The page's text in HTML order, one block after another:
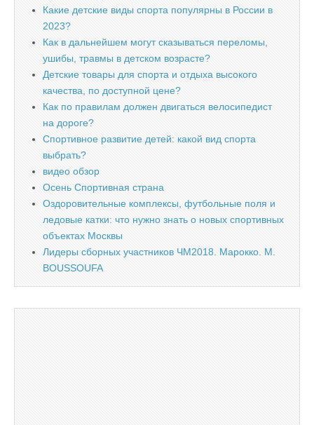
Какие детские виды спорта популярны в России в
2023?
Как в дальнейшем могут сказываться переломы,
ушибы, травмы в детском возрасте?
Детские товары для спорта и отдыха высокого
качества, по доступной цене?
Как по правилам должен двигаться велосипедист
на дороге?
Спортивное развитие детей: какой вид спорта
выбрать?
видео обзор
Осень Спортивная страна
Оздоровительные комплексы, футбольные поля и
ледовые катки: что нужно знать о новых спортивных
объектах Москвы
Лидеры сборных участников ЧМ2018. Марокко. M.
BOUSSOUFA